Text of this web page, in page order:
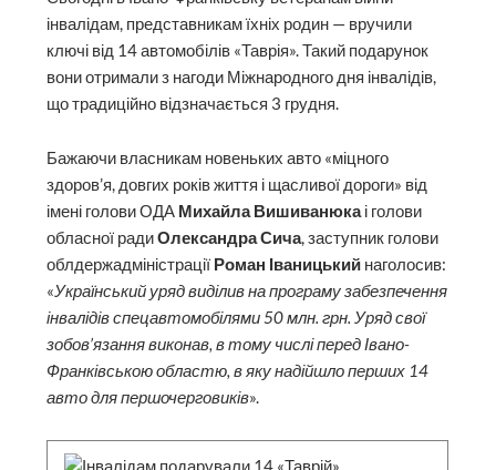
інвалідам, представникам їхніх родин — вручили
ключі від 14 автомобілів «Таврія». Такий подарунок
вони отримали з нагоди Міжнародного дня інвалідів,
що традиційно відзначається 3 грудня.
Бажаючи власникам новеньких авто «міцного
здоров’я, довгих років життя і щасливої дороги» від
імені голови ОДА Михайла Вишиванюкаі голови
обласної радиОлександра Сича, заступник голови
облдержадміністрації Роман Іваницький наголосив:
«Український уряд виділив на програму забезпечення
інвалідів спецавтомобілями 50 млн. грн. Уряд свої
зобов’язання виконав, в тому числі перед Івано-
Франківською областю, в яку надійшло перших 14
авто для першочерговиків».